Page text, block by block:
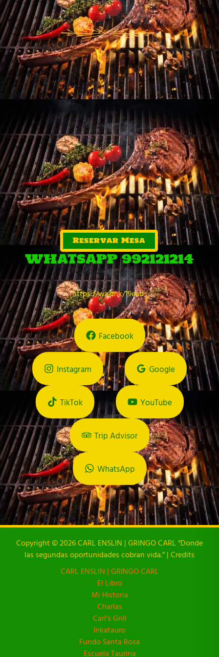
Reservar Mesa
WHATSAPP 992121214
https://wa.link/19eads
Facebook
Instagram Google
TikTok YouTube
Trip Advisor
WhatsApp
Copyright © 2026 CARL ENSLIN | GRINGO CARL “Donde
las segundas oportunidades cobran vida.” | Credits
CARL ENSLIN | GRINGO CARL
El Libro
Mi Historia
Charlas
Carl’s Grill
Inkatauro
Fundo Santa Rosa
Escuela Taurina